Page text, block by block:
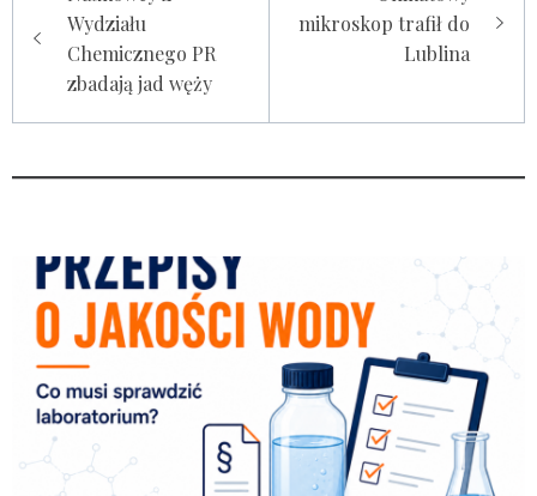
wpisu
Wydziału
Chemicznego PR
zbadają jad węży
mikroskop trafił do
Lublina